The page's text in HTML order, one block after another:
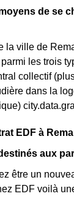
de se
la ville de
les trois
collectif
dans la
EDF à
aux
être un
EDF voilà